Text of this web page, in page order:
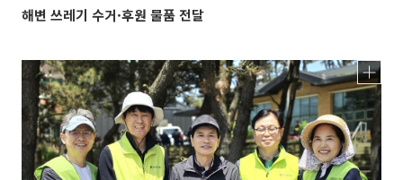
해변 쓰레기 수거·후원 물품 전달